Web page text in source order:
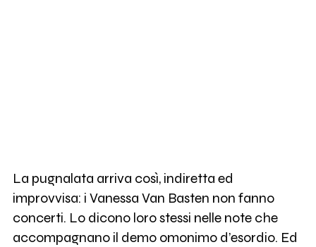
La pugnalata arriva così, indiretta ed
improvvisa: i Vanessa Van Basten non fanno
concerti. Lo dicono loro stessi nelle note che
accompagnano il demo omonimo d’esordio. Ed